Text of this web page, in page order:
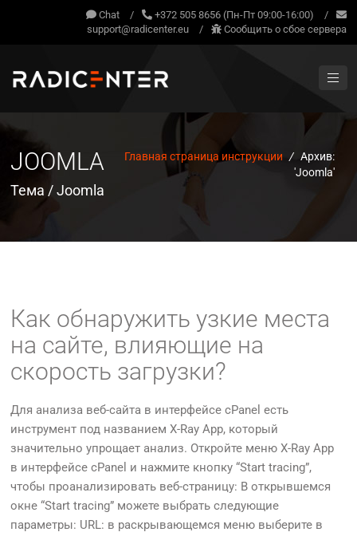
Chat / +372 505 8656 (Пн-Пт 09:00-16:00)
/
support@radicenter.eu
/ Сообщить о сбое сервера
JOOMLA
Тема / Joomla
Главная страница инструкции / Архив:
'Joomla'
Как обнаружить узкие места
на сайте, влияющие на
скорость загрузки?
Для анализа веб-сайта в интерфейсе cPanel есть
инструмент под названием X-Ray App, который
значительно упрощает анализ. Откройте меню X-Ray App
в интерфейсе cPanel и нажмите кнопку “Start tracing”,
чтобы проанализировать веб-страницу: В открывшемся
окне “Start tracing” можете выбрать следующие
параметры: URL: в раскрывающемся меню выберите в